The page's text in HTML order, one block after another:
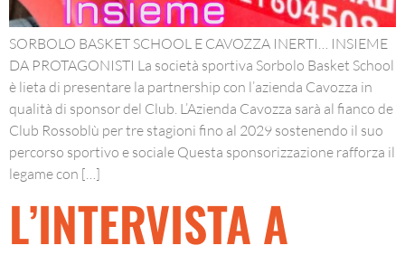
SORBOLO BASKET SCHOOL E CAVOZZA INERTI… INSIEME
DA PROTAGONISTI La società sportiva Sorbolo Basket School
è lieta di presentare la partnership con l’azienda Cavozza in
qualità di sponsor del Club. L’Azienda Cavozza sarà al fianco de
Club Rossoblù per tre stagioni fino al 2029 sostenendo il suo
percorso sportivo e sociale Questa sponsorizzazione rafforza il
legame con […]
L’INTERVISTA A